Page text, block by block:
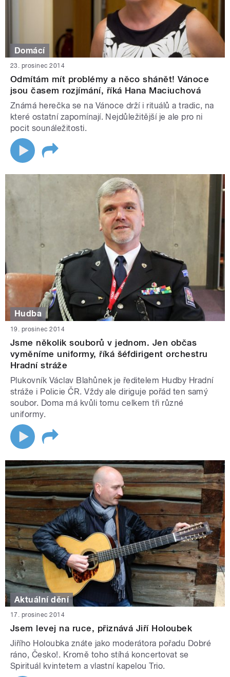
Domácí
23. prosinec 2014
Odmítám mít problémy a něco shánět! Vánoce
jsou časem rozjímání, říká Hana Maciuchová
Známá herečka se na Vánoce drží i rituálů a tradic, na
které ostatní zapomínají. Nejdůležitější je ale pro ni
pocit sounáležitosti.
Hudba
19. prosinec 2014
Jsme několik souborů v jednom. Jen občas
vyměníme uniformy, říká šéfdirigent orchestru
Hradní stráže
Plukovník Václav Blahůnek je ředitelem Hudby Hradní
stráže i Policie ČR. Vždy ale diriguje pořád ten samý
soubor. Doma má kvůli tomu celkem tři různé
uniformy.
Aktuální dění
17. prosinec 2014
Jsem levej na ruce, přiznává Jiří Holoubek
Jiřího Holoubka znáte jako moderátora pořadu Dobré
ráno, Česko!. Kromě toho stíhá koncertovat se
Spirituál kvintetem a vlastní kapelou Trio.